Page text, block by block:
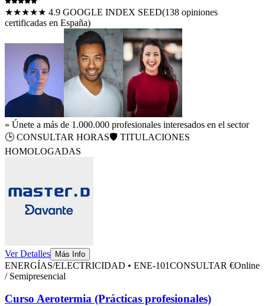
★★★★★ 4.9 GOOGLE INDEX SEED(138 opiniones
certificadas en España)
» Únete a más de 1.000.000 profesionales interesados en el sector
🕒 CONSULTAR HORAS🛡️ TITULACIONES
HOMOLOGADAS
Ver Detalles Más Info
ENERGÍAS/ELECTRICIDAD • ENE-101CONSULTAR €Online
/ Semipresencial
Curso Aerotermia (Prácticas profesionales)